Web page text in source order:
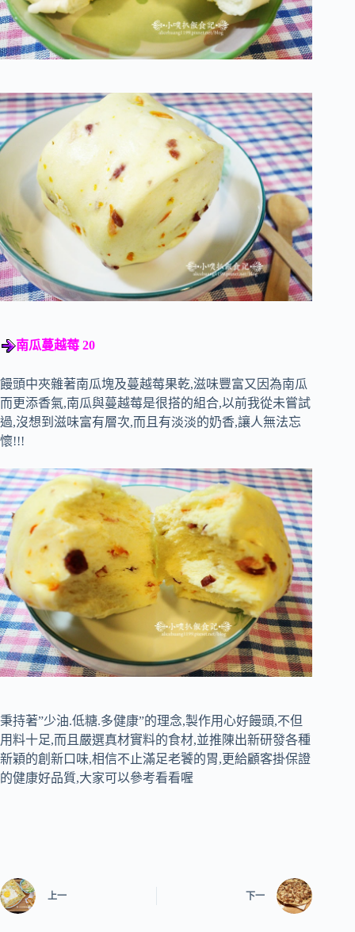
南瓜蔓越莓 20
饅頭中夾雜著南瓜塊及蔓越莓果乾,滋味豐富又因為南瓜
而更添香氣,南瓜與蔓越莓是很搭的組合,以前我從未嘗試
過,沒想到滋味富有層次,而且有淡淡的奶香,讓人無法忘
懷!!!
秉持著”少油.低糖.多健康”的理念,製作用心好饅頭,不但
用料十足,而且嚴選真材實料的食材,並推陳出新研發各種
新穎的創新口味,相信不止滿足老饕的胃,更給顧客掛保證
的健康好品質,大家可以參考看看喔
上一 下一